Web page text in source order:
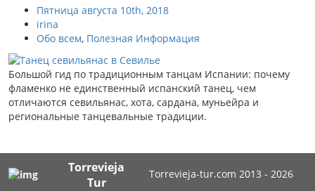
Пятница августа 10th, 2018
irina
Обо всем, Полезная Информация
Большой гид по традиционным танцам Испании: почему
фламенко не единственный испанский танец, чем
отличаются севильянас, хота, сардана, муньейра и
региональные танцевальные традиции.
Torrevieja
Tur
Torrevieja-tur.com 2013 - 2026